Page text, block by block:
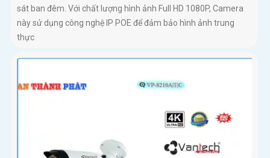
sát ban đêm. Với chất lượng hình ảnh Full HD 1080P, Camera
này sử dụng công nghệ IP POE để đảm bảo hình ảnh trung
thực